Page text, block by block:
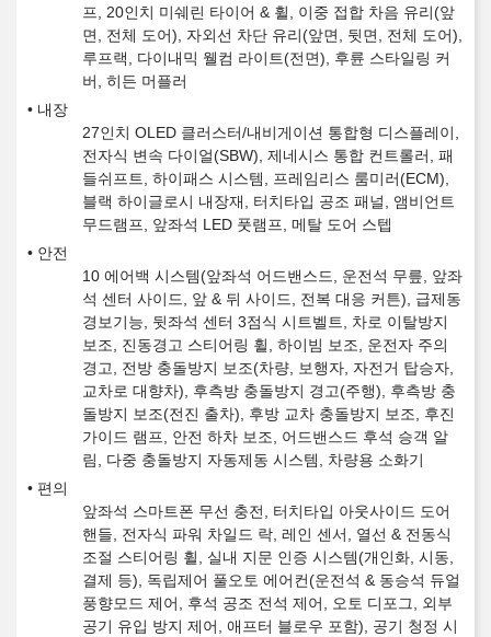
프, 20인치 미쉐린 타이어 & 휠, 이중 접합 차음 유리(앞
면, 전체 도어), 자외선 차단 유리(앞면, 뒷면, 전체 도어),
루프랙, 다이내믹 웰컴 라이트(전면), 후륜 스타일링 커
버, 히든 머플러
내장
27인치 OLED 클러스터/내비게이션 통합형 디스플레이,
전자식 변속 다이얼(SBW), 제네시스 통합 컨트롤러, 패
들쉬프트, 하이패스 시스템, 프레임리스 룸미러(ECM),
블랙 하이글로시 내장재, 터치타입 공조 패널, 앰비언트
무드램프, 앞좌석 LED 풋램프, 메탈 도어 스텝
안전
10 에어백 시스템(앞좌석 어드밴스드, 운전석 무릎, 앞좌
석 센터 사이드, 앞 & 뒤 사이드, 전복 대응 커튼), 급제동
경보기능, 뒷좌석 센터 3점식 시트벨트, 차로 이탈방지
보조, 진동경고 스티어링 휠, 하이빔 보조, 운전자 주의
경고, 전방 충돌방지 보조(차량, 보행자, 자전거 탑승자,
교차로 대향차), 후측방 충돌방지 경고(주행), 후측방 충
돌방지 보조(전진 출차), 후방 교차 충돌방지 보조, 후진
가이드 램프, 안전 하차 보조, 어드밴스드 후석 승객 알
림, 다중 충돌방지 자동제동 시스템, 차량용 소화기
편의
앞좌석 스마트폰 무선 충전, 터치타입 아웃사이드 도어
핸들, 전자식 파워 차일드 락, 레인 센서, 열선 & 전동식
조절 스티어링 휠, 실내 지문 인증 시스템(개인화, 시동,
결제 등), 독립제어 풀오토 에어컨(운전석 & 동승석 듀얼
풍향모드 제어, 후석 공조 전석 제어, 오토 디포그, 외부
공기 유입 방지 제어, 애프터 블로우 포함), 공기 청정 시